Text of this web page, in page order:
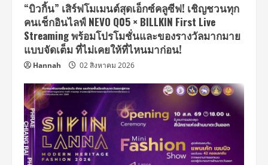
“บิวกิ้น” เสิร์ฟโมเมนต์สุดเอ็กซ์คลูซีฟ! เชิญชวนทุก
คนเช็กอินไลฟ์ NEVO Q05 × BILLKIN First Live
Streaming พร้อมโปรโมชั่นและของรางวัลมากมาย
แบบจัดเต็ม ที่ไม่เคยให้ที่ไหนมาก่อน!
Hannah 02 สิงหาคม 2026